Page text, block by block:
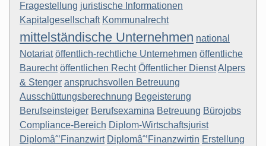
Fragestellung juristische Informationen
Kapitalgesellschaft Kommunalrecht
mittelständische Unternehmen national
Notariat öffentlich-rechtliche Unternehmen öffentliche
Baurecht öffentlichen Recht Öffentlicher DienstAlpers
& Stenger anspruchsvollen Betreuung
Ausschüttungsberechnung Begeisterung
Berufseinsteiger Berufsexamina Betreuung Bürojobs
Compliance-Bereich Diplom-Wirtschaftsjurist
Diplomâˆ’Finanzwirt Diplomâˆ’Finanzwirtin Erstellung